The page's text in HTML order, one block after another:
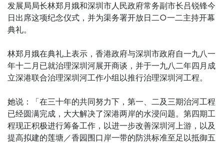
发展局局长林郑月娥和深圳市人民政府常务副市长吕锐锋今
日出席这项纪念仪式，并为渠务署开放日二○一二主持开幕
典礼。
林郑月娥在典礼上表示，香港政府与深圳市政府自一九八一
年十二月已就治理深圳河展开商谈，并于一九八二年四月成
立深港联合治理深圳河工作小组以推行治理深圳河工程。
她说：「在三十年的共同努力下，第一、二及三期治河工程
已经圆满完成，大大解决了深港两岸的水浸问题。第四期工
程现正积极进行筹备工作，以进一步改善深圳河上游，以及
提高拟建的莲塘／香园围口岸一带的防洪标准至足以抵御五